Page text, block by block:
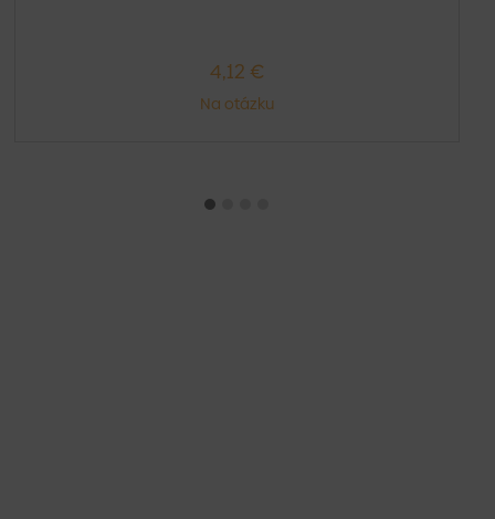
4,12 €
Na otázku